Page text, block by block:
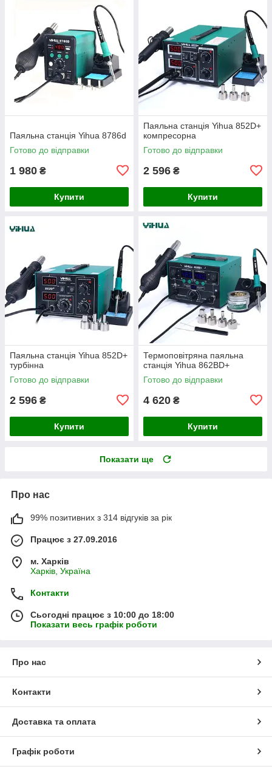
Паяльна станція Yihua 8786d
Готово до відправки
1 980 ₴
Купити
Паяльна станція Yihua 852D+
компресорна
Готово до відправки
2 596 ₴
Купити
Паяльна станція Yihua 852D+
турбінна
Готово до відправки
2 596 ₴
Купити
Термоповітряна паяльна
станція Yihua 862BD+
Готово до відправки
4 620 ₴
Купити
Показати ще
Про нас
99% позитивних з 314 відгуків за рік
Працює з 27.09.2016
м. Харків
Харків, Україна
Контакти
Сьогодні працює з 10:00 до 18:00
Показати весь графік роботи
Про нас
Контакти
Доставка та оплата
Графік роботи